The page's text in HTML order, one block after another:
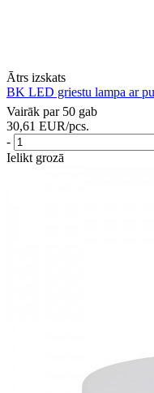
Ātrs izskats
BK LED griestu lampa ar
Vairāk par 50 gab
30,61 EUR/pcs.
-
Ielikt grozā